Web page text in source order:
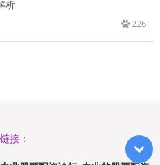
析
226
接：